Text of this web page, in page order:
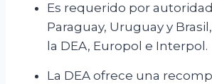
Es requerido por
Paraguay, Uruguay y
la DEA, Europol e Interpol.
La DEA ofrece una